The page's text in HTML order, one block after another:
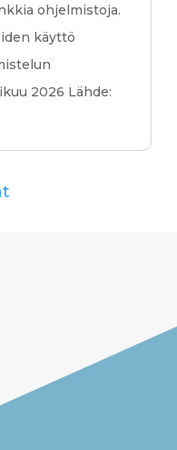
ohjelmistoja.
käyttö
2026 Lähde: